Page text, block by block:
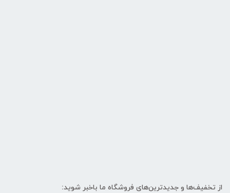
از تخفیف‌ها و جدیدترین‌های فروشگاه ما باخبر شوید: